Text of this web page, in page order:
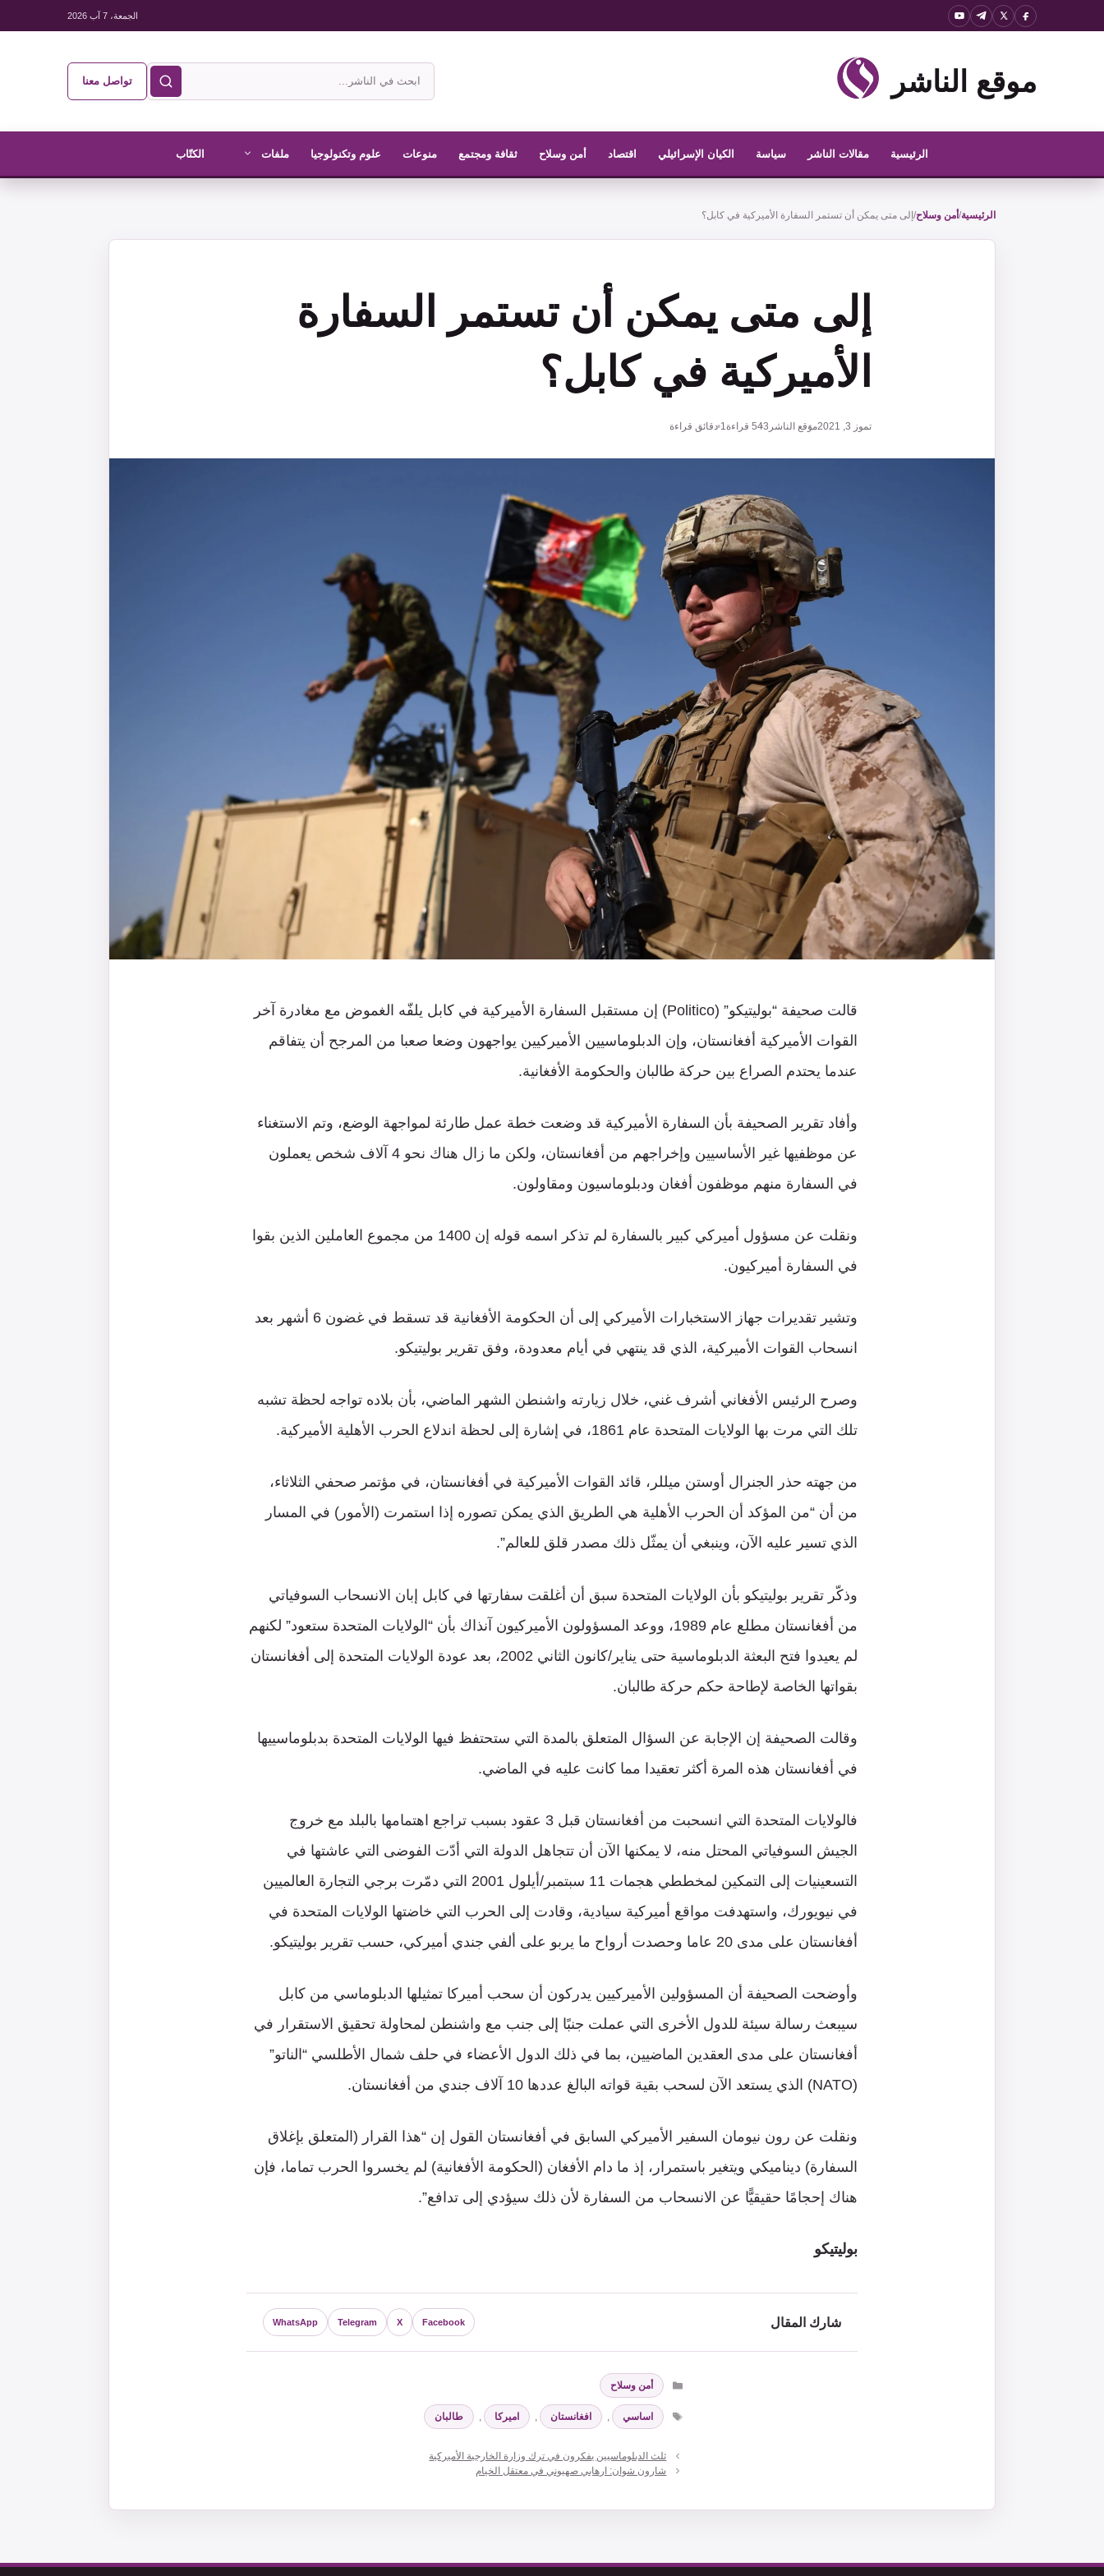
الجمعة، 7 آب 2026
موقع الناشر
ابحث
في
الناشر
تواصل معنا
الرئيسية مقالات الناشر سياسة الكيان الإسرائيلي اقتصاد أمن وسلاح ثقافة ومجتمع منوعات علوم وتكنولوجيا ملفات الكتّاب
الرئيسية/ أمن وسلاح/ إلى متى يمكن أن تستمر السفارة الأميركية في كابل؟
إلى متى يمكن أن تستمر السفارة
الأميركية في كابل؟
تموز 3, 2021 موقع الناشر 543 قراءة1 دقائق قراءة
قالت صحيفة “بوليتيكو” (Politico) إن مستقبل السفارة الأميركية في كابل يلفّه الغموض مع مغادرة آخر
القوات الأميركية أفغانستان، وإن الدبلوماسيين الأميركيين يواجهون وضعا صعبا من المرجح أن يتفاقم
عندما يحتدم الصراع بين حركة طالبان والحكومة الأفغانية.
وأفاد تقرير الصحيفة بأن السفارة الأميركية قد وضعت خطة عمل طارئة لمواجهة الوضع، وتم الاستغناء
عن موظفيها غير الأساسيين وإخراجهم من أفغانستان، ولكن ما زال هناك نحو 4 آلاف شخص يعملون
في السفارة منهم موظفون أفغان ودبلوماسيون ومقاولون.
ونقلت عن مسؤول أميركي كبير بالسفارة لم تذكر اسمه قوله إن 1400 من مجموع العاملين الذين بقوا
في السفارة أميركيون.
وتشير تقديرات جهاز الاستخبارات الأميركي إلى أن الحكومة الأفغانية قد تسقط في غضون 6 أشهر بعد
انسحاب القوات الأميركية، الذي قد ينتهي في أيام معدودة، وفق تقرير بوليتيكو.
وصرح الرئيس الأفغاني أشرف غني، خلال زيارته واشنطن الشهر الماضي، بأن بلاده تواجه لحظة تشبه
تلك التي مرت بها الولايات المتحدة عام 1861، في إشارة إلى لحظة اندلاع الحرب الأهلية الأميركية.
من جهته حذر الجنرال أوستن ميللر، قائد القوات الأميركية في أفغانستان، في مؤتمر صحفي الثلاثاء،
من أن “من المؤكد أن الحرب الأهلية هي الطريق الذي يمكن تصوره إذا استمرت (الأمور) في المسار
الذي تسير عليه الآن، وينبغي أن يمثّل ذلك مصدر قلق للعالم”.
وذكّر تقرير بوليتيكو بأن الولايات المتحدة سبق أن أغلقت سفارتها في كابل إبان الانسحاب السوفياتي
من أفغانستان مطلع عام 1989، ووعد المسؤولون الأميركيون آنذاك بأن “الولايات المتحدة ستعود” لكنهم
لم يعيدوا فتح البعثة الدبلوماسية حتى يناير/كانون الثاني 2002، بعد عودة الولايات المتحدة إلى أفغانستان
بقواتها الخاصة لإطاحة حكم حركة طالبان.
وقالت الصحيفة إن الإجابة عن السؤال المتعلق بالمدة التي ستحتفظ فيها الولايات المتحدة بدبلوماسييها
في أفغانستان هذه المرة أكثر تعقيدا مما كانت عليه في الماضي.
فالولايات المتحدة التي انسحبت من أفغانستان قبل 3 عقود بسبب تراجع اهتمامها بالبلد مع خروج
الجيش السوفياتي المحتل منه، لا يمكنها الآن أن تتجاهل الدولة التي أدّت الفوضى التي عاشتها في
التسعينيات إلى التمكين لمخططي هجمات 11 سبتمبر/أيلول 2001 التي دمّرت برجي التجارة العالميين
في نيويورك، واستهدفت مواقع أميركية سيادية، وقادت إلى الحرب التي خاضتها الولايات المتحدة في
أفغانستان على مدى 20 عاما وحصدت أرواح ما يربو على ألفي جندي أميركي، حسب تقرير بوليتيكو.
وأوضحت الصحيفة أن المسؤولين الأميركيين يدركون أن سحب أميركا تمثيلها الدبلوماسي من كابل
سيبعث رسالة سيئة للدول الأخرى التي عملت جنبًا إلى جنب مع واشنطن لمحاولة تحقيق الاستقرار في
أفغانستان على مدى العقدين الماضيين، بما في ذلك الدول الأعضاء في حلف شمال الأطلسي “الناتو”
(NATO) الذي يستعد الآن لسحب بقية قواته البالغ عددها 10 آلاف جندي من أفغانستان.
ونقلت عن رون نيومان السفير الأميركي السابق في أفغانستان القول إن “هذا القرار (المتعلق بإغلاق
السفارة) ديناميكي ويتغير باستمرار، إذ ما دام الأفغان (الحكومة الأفغانية) لم يخسروا الحرب تماما، فإن
هناك إحجامًا حقيقيًّا عن الانسحاب من السفارة لأن ذلك سيؤدي إلى تدافع”.
بوليتيكو
شارك المقال Facebook
X
Telegram
WhatsApp
التصنيفات
أمن وسلاح
الوسوم
اساسي , افغانستان , اميركا , طالبان
ثلث الدبلوماسيين يفكرون في ترك وزارة الخارجية الأميركية
شارون شوان: ارهابي صهيوني في معتقل الخيام